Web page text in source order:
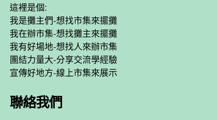
這裡是個:
我是攤主們-想找市集來擺攤
我在辦市集-想找攤主來擺攤
我有好場地-想找人來辦市集
團結力量大-分享交流學經驗
宣傳好地方-線上市集來展示
聯絡我們